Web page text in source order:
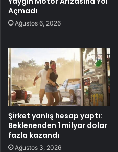
Açmadı
Ağustos 6, 2026
Şirket yanlış hesap yaptı:
Beklenenden 1 milyar dolar
fazla kazandı
Ağustos 3, 2026